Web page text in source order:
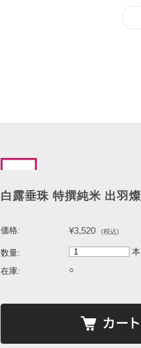
白露垂珠 特撰純米 出羽
価格: ¥3,520 (税込)
数量: 本
在庫: ○